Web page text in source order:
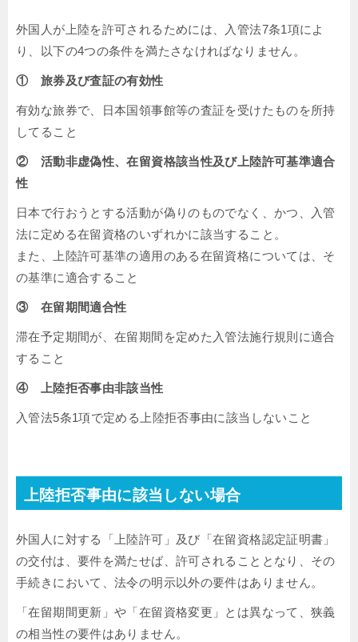
外国人が上陸を許可されるためには、入管法7条1項によ
り、以下の4つの条件を満たさなければなりません。
① 旅券及び査証の有効性
有効な旅券で、日本国領事館等の査証を受けたものを所持
してること
② 活動非虚偽性、在留資格該当性及び上陸許可基準適合
性
日本で行おうとする活動が偽りのものでなく、かつ、入管
法に定める在留資格のいずれかに該当すること。
また、上陸許可基準の適用のある在留資格については、そ
の基準に適合すること
③ 在留期間適合性
滞在予定期間が、在留期間を定めた入管法施行規則に適合
すること
④ 上陸拒否事由非該当性
入管法5条1項で定める上陸拒否事由に該当しないこと
上陸拒否事由に該当しない場合
外国人に対する「上陸許可」及び「在留資格認定証明書」
の交付は、要件を満たせば、許可されることとなり、その
手続きにおいて、法令の明示以外の要件はありません。
「在留期間更新」や「在留資格変更」とは異なって、狭義
の相当性の要件はありません。